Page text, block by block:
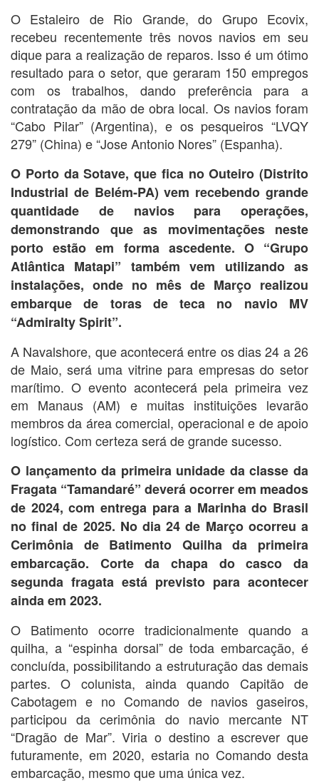
O Estaleiro de Rio Grande, do Grupo Ecovix,
recebeu recentemente três novos navios em seu
dique para a realização de reparos. Isso é um ótimo
resultado para o setor, que geraram 150 empregos
com os trabalhos, dando preferência para a
contratação da mão de obra local. Os navios foram
“Cabo Pilar” (Argentina), e os pesqueiros “LVQY
279” (China) e “Jose Antonio Nores” (Espanha).
O Porto da Sotave, que fica no Outeiro (Distrito
Industrial de Belém-PA) vem recebendo grande
quantidade de navios para operações,
demonstrando que as movimentações neste
porto estão em forma ascedente. O “Grupo
Atlântica Matapi” também vem utilizando as
instalações, onde no mês de Março realizou
embarque de toras de teca no navio MV
“Admiralty Spirit”.
A Navalshore, que acontecerá entre os dias 24 a 26
de Maio, será uma vitrine para empresas do setor
marítimo. O evento acontecerá pela primeira vez
em Manaus (AM) e muitas instituições levarão
membros da área comercial, operacional e de apoio
logístico. Com certeza será de grande sucesso.
O lançamento da primeira unidade da classe da
Fragata “Tamandaré” deverá ocorrer em meados
de 2024, com entrega para a Marinha do Brasil
no final de 2025. No dia 24 de Março ocorreu a
Cerimônia de Batimento Quilha da primeira
embarcação. Corte da chapa do casco da
segunda fragata está previsto para acontecer
ainda em 2023.
O Batimento ocorre tradicionalmente quando a
quilha, a “espinha dorsal” de toda embarcação, é
concluída, possibilitando a estruturação das demais
partes. O colunista, ainda quando Capitão de
Cabotagem e no Comando de navios gaseiros,
participou da cerimônia do navio mercante NT
“Dragão de Mar”. Viria o destino a escrever que
futuramente, em 2020, estaria no Comando desta
embarcação, mesmo que uma única vez.